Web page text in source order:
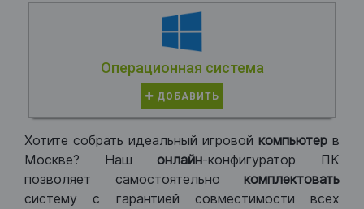
Операционная система
ДОБАВИТЬ
Хотите собрать идеальный игровой компьютер в
Москве? Нашонлайн-конфигуратор ПК
позволяет самостоятельно комплектовать
систему с гарантией совместимости всех